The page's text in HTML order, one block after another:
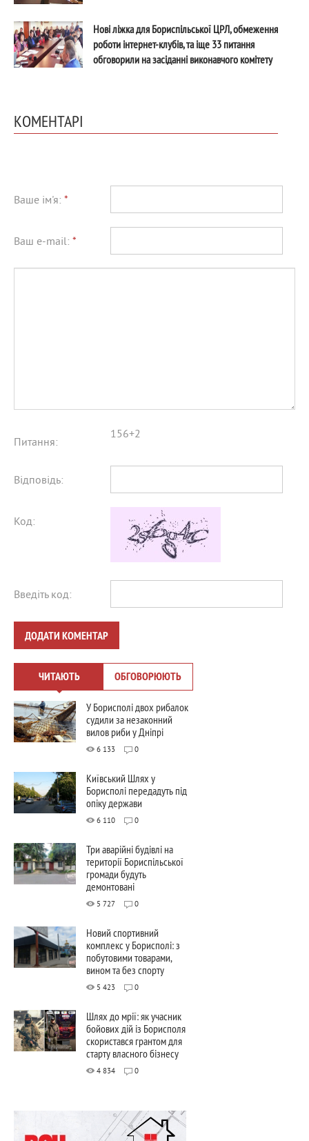
Нові ліжка для Бориспільської ЦРЛ, обмеження
роботи інтернет-клубів, та іще 33 питання
обговорили на засіданні виконавчого комітету
КОМЕНТАРІ
Ваше ім'я: *
Ваш e-mail: *
Питання:
156+2
Відповідь:
Код:
Введіть код:
ДОДАТИ КОМЕНТАР
ЧИТАЮТЬ ОБГОВОРЮЮТЬ
У Борисполі двох рибалок
судили за незаконний
вилов риби у Дніпрі
6 133 0
Київський Шлях у
Борисполі передадуть під
опіку держави
6 110 0
Три аварійні будівлі на
території Бориспільської
громади будуть
демонтовані
5 727 0
Новий спортивний
комплекс у Борисполі: з
побутовими товарами,
вином та без спорту
5 423 0
Шлях до мрії: як учасник
бойових дій із Борисполя
скористався грантом для
старту власного бізнесу
4 834 0